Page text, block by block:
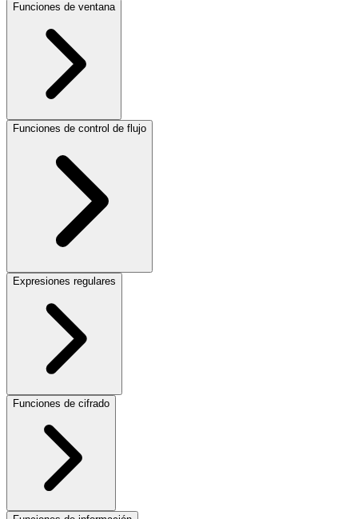
Funciones de ventana
Funciones de control de flujo
Expresiones regulares
Funciones de cifrado